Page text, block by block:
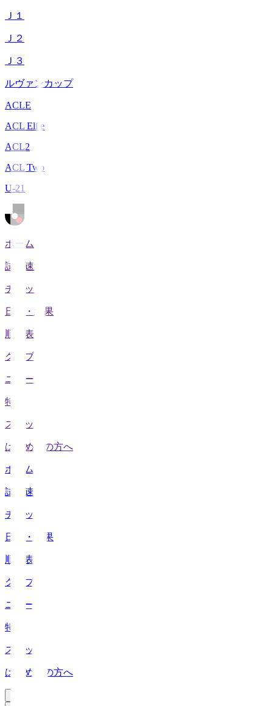
Ｊ１
Ｊ２
Ｊ３
ルヴァンカップ
ACLE
ACL Elite
ACL2
ACL Two
U-21
ホーム
試合速報
チケット
日程・結果
順位表
クラブ
ニュース
特集
スタッツ
はじめての方へ
ホーム
試合速報
チケット
日程・結果
順位表
クラブ
ニュース
特集
スタッツ
はじめての方へ